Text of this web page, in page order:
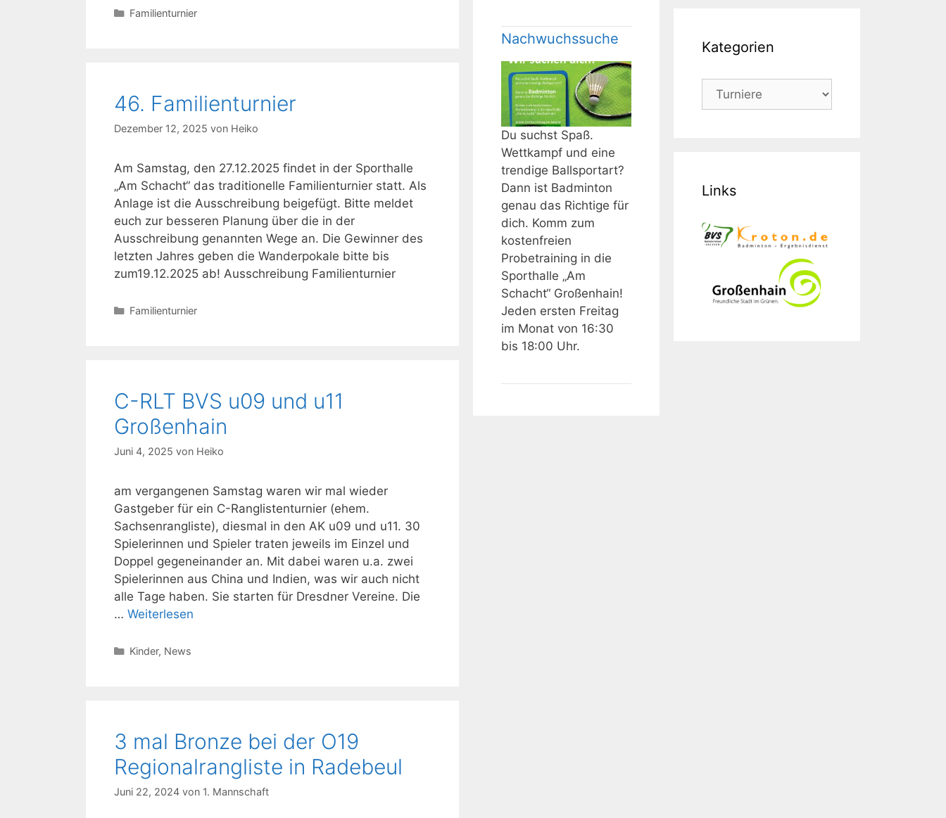
Kategorien
Familienturnier
46. Familienturnier
Dezember 12, 2025 von Heiko
Am Samstag, den 27.12.2025 findet in der Sporthalle
„Am Schacht“ das traditionelle Familienturnier statt. Als
Anlage ist die Ausschreibung beigefügt. Bitte meldet
euch zur besseren Planung über die in der
Ausschreibung genannten Wege an. Die Gewinner des
letzten Jahres geben die Wanderpokale bitte bis
zum19.12.2025 ab! Ausschreibung Familienturnier
Kategorien
Familienturnier
C-RLT BVS u09 und u11
Großenhain
Juni 4, 2025 von Heiko
am vergangenen Samstag waren wir mal wieder
Gastgeber für ein C-Ranglistenturnier (ehem.
Sachsenrangliste), diesmal in den AK u09 und u11. 30
Spielerinnen und Spieler traten jeweils im Einzel und
Doppel gegeneinander an. Mit dabei waren u.a. zwei
Spielerinnen aus China und Indien, was wir auch nicht
alle Tage haben. Sie starten für Dresdner Vereine. Die
… Weiterlesen
Kategorien
Kinder, News
3 mal Bronze bei der O19
Regionalrangliste in Radebeul
Juni 22, 2024 von 1. Mannschaft
Nachwuchssuche
Du suchst Spaß.
Wettkampf und eine
trendige Ballsportart?
Dann ist Badminton
genau das Richtige für
dich. Komm zum
kostenfreien
Probetraining in die
Sporthalle „Am
Schacht“ Großenhain!
Jeden ersten Freitag
im Monat von 16:30
bis 18:00 Uhr.
Kategorien
Kategorien
Links